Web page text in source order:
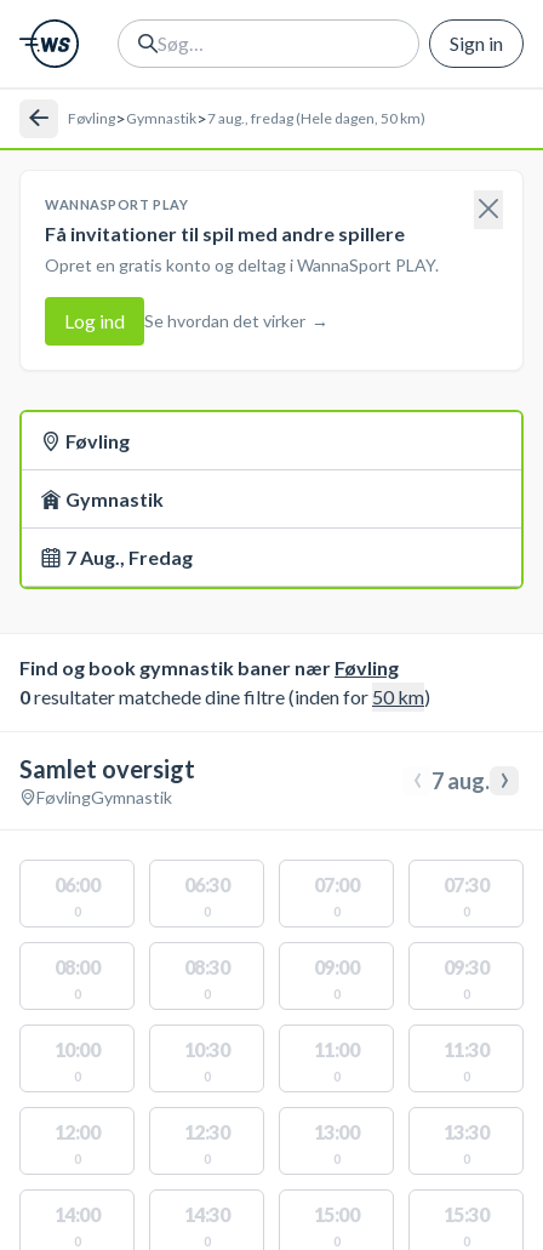
Sign in
Føvling>Gymnastik>7 aug., fredag (Hele dagen, 50 km)
WANNASPORT PLAY
Få invitationer til spil med andre spillere
Opret en gratis konto og deltag i WannaSport PLAY.
Log ind Se hvordan det virker →
Føvling
Gymnastik
7 Aug., Fredag
Find og book gymnastik baner nær Føvling
0resultater matchede dine filtre (inden for 50km)
Samlet oversigt
FøvlingGymnastik ‹ 7 aug. ›
06:00
0
06:30
0
07:00
0
07:30
0
08:00
0
08:30
0
09:00
0
09:30
0
10:00
0
10:30
0
11:00
0
11:30
0
12:00
0
12:30
0
13:00
0
13:30
0
14:00
0
14:30
0
15:00
0
15:30
0